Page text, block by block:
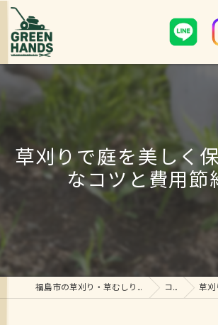
草刈りで庭を美しく
なコツと費用節
福島市の草刈り・草むしり・剪定ならグリーンハンズ コラム 草刈りで